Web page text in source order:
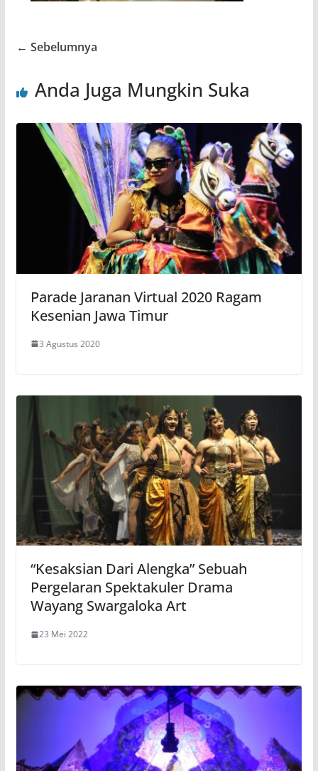
← Sebelumnya
Anda Juga Mungkin Suka
Parade Jaranan Virtual 2020 Ragam
Kesenian Jawa Timur
3 Agustus 2020
“Kesaksian Dari Alengka” Sebuah
Pergelaran Spektakuler Drama
Wayang Swargaloka Art
23 Mei 2022